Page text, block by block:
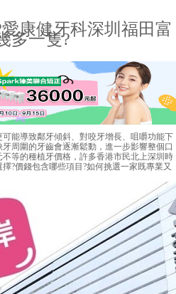
康健牙科深圳福田富
多一隻?
導致鄰牙傾斜、對咬牙增長、咀嚼功能下
周圍的牙齒會逐漸鬆動，進一步影響整個口
等的種植牙價格，許多香港市民北上深圳時
?價錢包含哪些項目?如何挑選一家既專業又